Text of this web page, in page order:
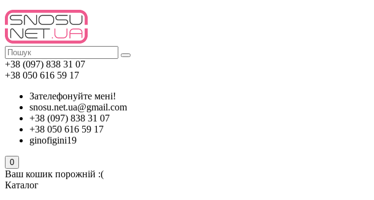
+38 (097) 838 31 07
+38 050 616 59 17
Зателефонуйте мені!
snosu.net.ua@gmail.com
+38 (097) 838 31 07
+38 050 616 59 17
ginofigini19
0
Ваш кошик порожній :(
Каталог